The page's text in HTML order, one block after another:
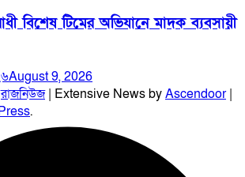
বিশেষ টিমের অভিযানে মাদক ব্যবসায়ী
August 9, 2026
রাজনিউজ| Extensive News byAscendoor|
.